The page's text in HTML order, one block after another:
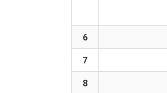
6
7
8